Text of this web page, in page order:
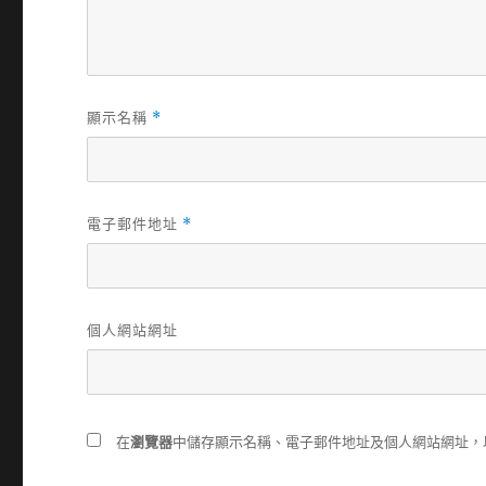
顯示名稱 *
電子郵件地址 *
個人網站網址
在瀏覽器中儲存顯示名稱、電子郵件地址及個人網站網址